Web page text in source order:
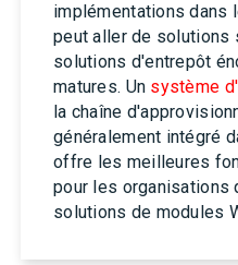
implémentations dans
peut aller de
solutions d'entrepôt
matures. Un système
la chaîne
généralement intégré
offre les meilleures
pour les organisations
solutions de modules